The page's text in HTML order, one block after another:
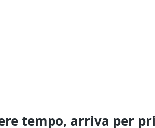
tempo, arriva per